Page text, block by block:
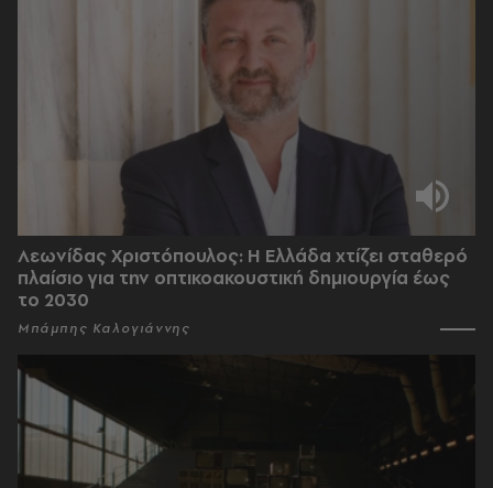
Λεωνίδας Χριστόπουλος: Η Ελλάδα χτίζει σταθερό
πλαίσιο για την οπτικοακουστική δημιουργία έως
το 2030
Μπάμπης Καλογιάννης